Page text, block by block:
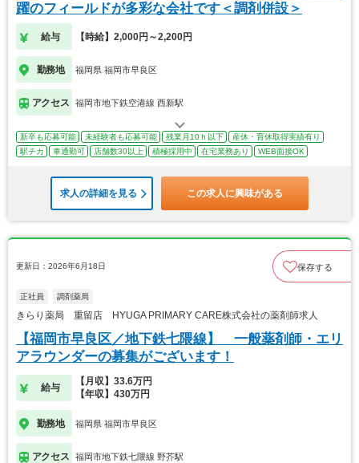
躍のフィールドが多彩な会社です＜調剤併設＞
給与 【時給】2,000円～2,200円
勤務地 福岡県 福岡市早良区
アクセス 福岡市地下鉄空港線 西新駅
新卒も応募可能 未経験者も応募可能 残業月10ｈ以下
産休・育休取得実績有り
駅チカ
車通勤可 店舗数30以上 積極採用中 在宅業務あり WEB面接OK
求人の詳細を見る この求人に興味がある
更新日：2026年6月18日 保存する
正社員 調剤薬局
きらり薬局 重留店 HYUGA PRIMARY CARE株式会社の薬剤師求人
【福岡市早良区／地下鉄七隈線】 一般薬剤師・エリ
アラウンダーの募集がございます！
給与
【月収】33.6万円
【年収】430万円
勤務地 福岡県 福岡市早良区
アクセス 福岡市地下鉄七隈線 野芥駅